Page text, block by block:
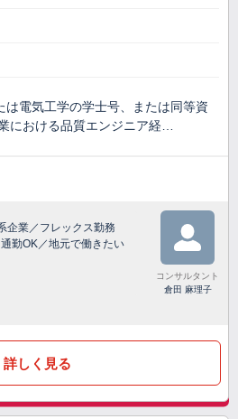
は電気工学の学士号、または同等資
における品質エンジニア経…
企業／フレックス勤務
勤OK／地元で働きたい
コンサルタント
倉田 麻理子
詳しく見る